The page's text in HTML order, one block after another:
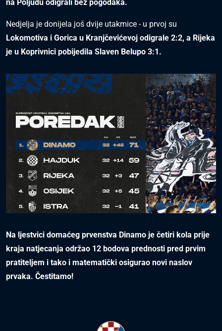
na Poljudu odigrali bez pogodaka.
Nedjelja je donijela još dvije utakmice - u prvoj su
Lokomotiva i Gorica u Kranjčevićevoj odigrale 2:2, a Rijeka
je u Koprivnici pobijedila Slaven Belupo 3:1.
Na ljestvici domaćeg prvenstva Dinamo je četiri kola prije
kraja natjecanja održao 12 bodova prednosti pred prvim
pratiteljem i tako i matematički osigurao novi naslov
prvaka. Čestitamo!